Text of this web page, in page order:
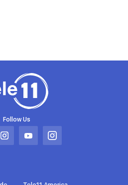
Follow Us
Abrir
Abrir
Abrir